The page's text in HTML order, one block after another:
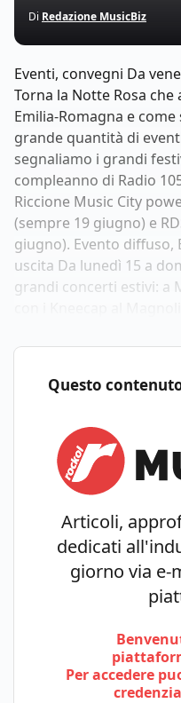
Di Redazione MusicBiz
Eventi, convegni Da
Torna la Notte Rosa
Emilia-Romagna e
grande quantità di
segnaliamo i grandi
compleanno di Radio
Riccione Music City
(sempre 19 giugno) e
giugno). Evento diffuso,
uscita Da lunedì 15 a
grandi concerti estivi: a
Questo
Articoli,
dedicati
giorno via e-
Per accedere